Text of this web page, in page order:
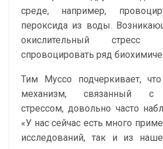
среде, например,
пероксида из воды.
окислительный
спровоцировать ряд
Тим Муссо подчеркивает,
механизм, связанный с
стрессом, довольно часто
«У нас сейчас есть много
исследований, так и из